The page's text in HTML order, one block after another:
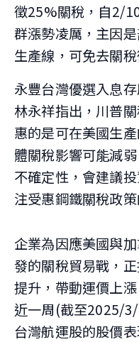
徵25%關稅，自2/
群漲勢凌厲，主因
生產線，可免去關
永豐台灣優選入息
林永祥指出，川普
惠的是可在美國生
體關稅影響可能減
不確定性，會建議
注受惠鋼鐵關稅政
企業為因應美國與
發的關稅貿易戰，
提升，帶動運價上
近一周(截至2025/
台灣航運股的股價